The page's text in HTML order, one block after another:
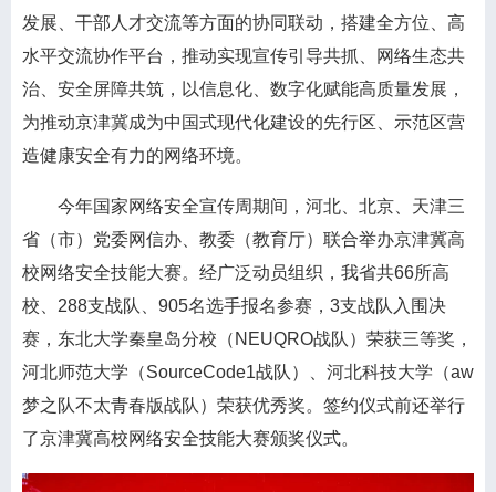
发展、干部人才交流等方面的协同联动，搭建全方位、高
水平交流协作平台，推动实现宣传引导共抓、网络生态共
治、安全屏障共筑，以信息化、数字化赋能高质量发展，
为推动京津冀成为中国式现代化建设的先行区、示范区营
造健康安全有力的网络环境。
今年国家网络安全宣传周期间，河北、北京、天津三
省（市）党委网信办、教委（教育厅）联合举办京津冀高
校网络安全技能大赛。经广泛动员组织，我省共66所高
校、288支战队、905名选手报名参赛，3支战队入围决
赛，东北大学秦皇岛分校（NEUQRO战队）荣获三等奖，
河北师范大学（SourceCode1战队）、河北科技大学（aw
梦之队不太青春版战队）荣获优秀奖。签约仪式前还举行
了京津冀高校网络安全技能大赛颁奖仪式。